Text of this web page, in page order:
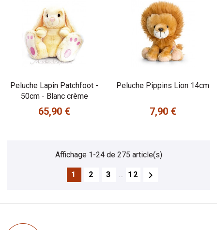
Peluche Lapin Patchfoot -
50cm - Blanc crème
Prix
65,90 €
Peluche Pippins Lion 14cm
Prix
7,90 €
Affichage 1-24 de 275 article(s)
1 2 3 … 12 